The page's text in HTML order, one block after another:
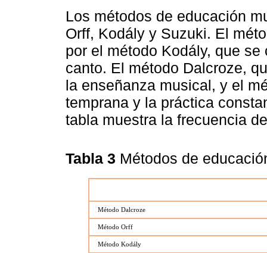
Los métodos de educación
Orff, Kodály y Suzuki. El
por el método Kodály, que
canto. El método Dalcroze,
la enseñanza musical, y el
temprana y la práctica
tabla muestra la frecuencia
Tabla 3 Métodos de
Método Dalcroze
Método Orff
Método Kodály